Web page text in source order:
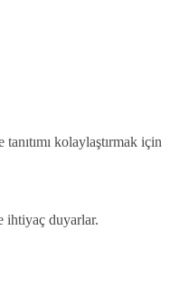
kolaylaştırmak için
ihtiyaç duyarlar.